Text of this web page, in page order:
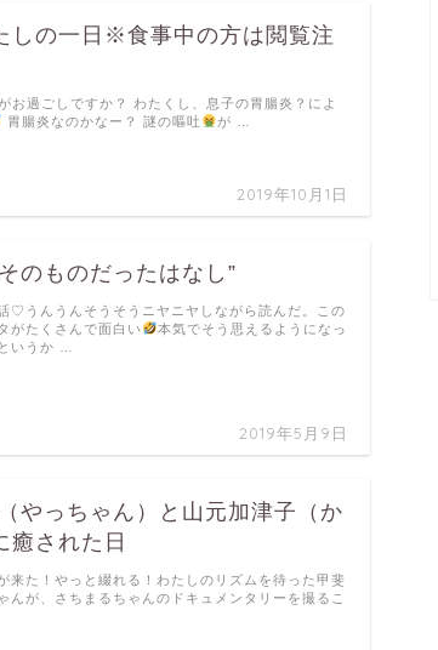
しの一日※食事中の方は閲覧注
2019年10月1日
お過ごしですか？ わたくし、息子の胃腸炎？によ
胃腸炎なのかなー？ 謎の嘔吐 が …
のものだったはなし”
2019年5月9日
♡うんうんそうそうニヤニヤしながら読んだ。この
がたくさんで面白い
本気でそう思えるようになっ
いうか …
やっちゃん）と山元加津子（か
癒された日
来た！やっと綴れる！わたしのリズムを待った甲斐
んが、さちまるちゃんのドキュメンタリーを撮るこ